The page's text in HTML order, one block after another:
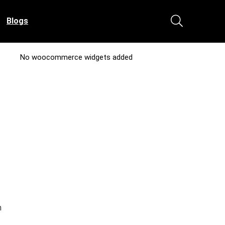
Blogs
No woocommerce widgets added